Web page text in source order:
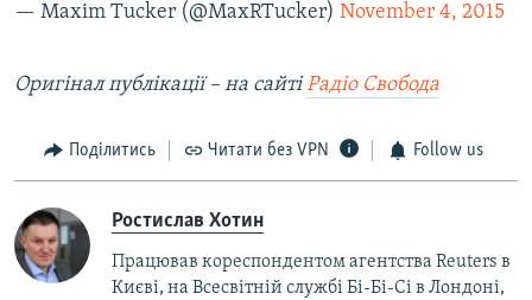
— Maxim Tucker (@MaxRTucker) November 4, 2015
Оригінал публікації – на сайтіРадіо Свобода
Поділитись Читати без VPN Follow us
Ростислав Хотин
Працював кореспондентом агентства Reuters в
Києві, на Всесвітній службі Бі-Бі-Сі в Лондоні,